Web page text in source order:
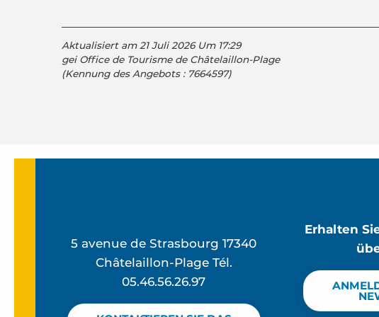
Aktualisiert am 21 Juli 2026 Um 17:29
gei Office de Tourisme de Châtelaillon-Plage
(Kennung des Angebots : 7664597)
5 avenue de Strasbourg 17340
Châtelaillon-Plage Tél.
05.46.56.26.97
Erhalten